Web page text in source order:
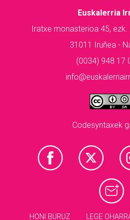
Euskalerria
Iratxe monasterioa 45, ezk.
31011 Iruñea -
(0034) 948 17
Codesyntaxek
HONI BURUZ LEGE